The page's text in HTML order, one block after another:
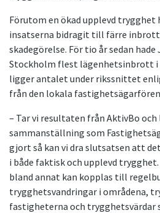
Förutom en ökad upplevd trygghet
insatserna bidragit till färre inbrott
skadegörelse. För tio år sedan
Stockholm flest lägenhetsinbrott i
ligger antalet under rikssnittet
från den lokala
– Tar vi resultaten från AktivBo och
sammanställning som
gjort så kan vi dra slutsatsen att
i både faktisk och upplevd
bland annat kan kopplas till
trygghetsvandringar i områdena,
fastigheterna och trygghetsvärdar